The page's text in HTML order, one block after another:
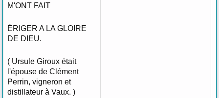
M'ONT FAIT
ÉRIGER A LA GLOIRE
DE DIEU.
( Ursule Giroux était
l'épouse de Clément
Perrin, vigneron et
distillateur à Vaux. )